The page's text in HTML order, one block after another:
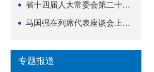
省十四届人大常委会第二十五次会议举行
马国强在列席代表座谈会上强调 以精准履职筑牢荆楚...
专题报道